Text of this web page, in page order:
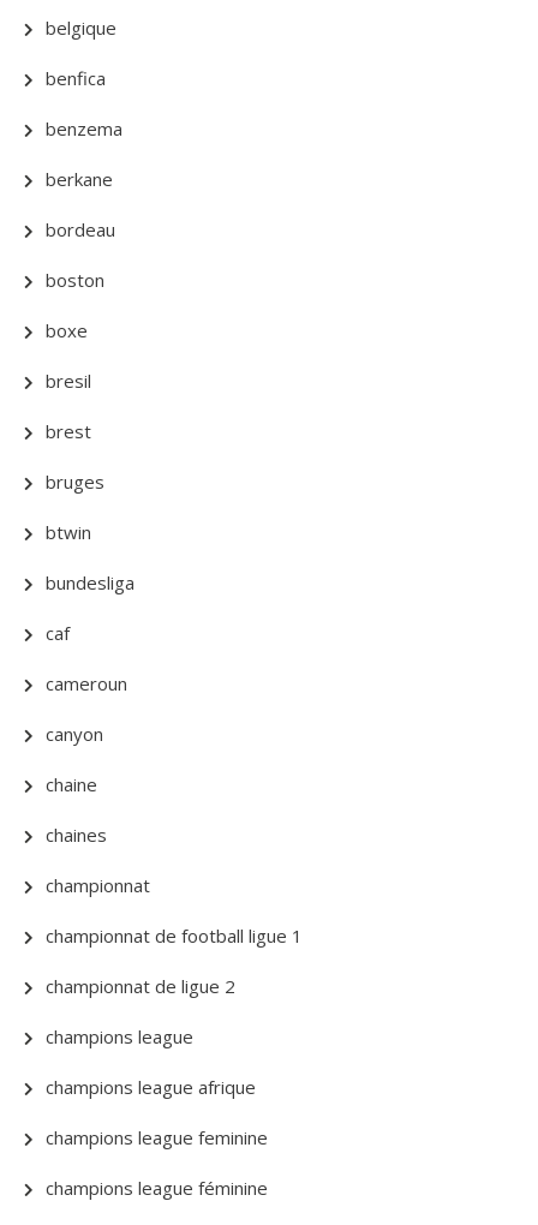
belgique
benfica
benzema
berkane
bordeau
boston
boxe
bresil
brest
bruges
btwin
bundesliga
caf
cameroun
canyon
chaine
chaines
championnat
championnat de football ligue 1
championnat de ligue 2
champions league
champions league afrique
champions league feminine
champions league féminine